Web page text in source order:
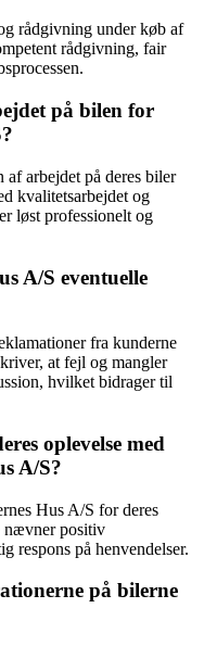
rådgivning under køb af
rådgivning, fair
på bilen for
arbejdet på deres biler
kvalitetsarbejdet og
løst professionelt og
A/S eventuelle
fra kunderne
at fejl og mangler
hvilket bidrager til
oplevelse med
A/S?
Hus A/S for deres
nævner positiv
respons på henvendelser.
på bilerne